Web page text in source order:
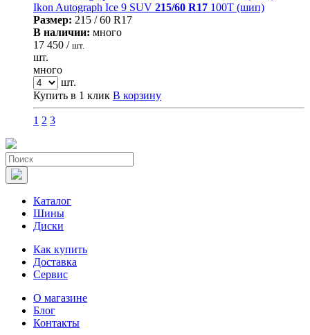
Ikon Autograph Ice 9 SUV 215/60 R17 100T (шип)
Размер: 215 / 60 R17
В наличии: много
17 450 / шт.
шт.
много
шт.
Купить в 1 клик В корзину
1 2 3
Каталог
Шины
Диски
Как купить
Доставка
Сервис
О магазине
Блог
Контакты